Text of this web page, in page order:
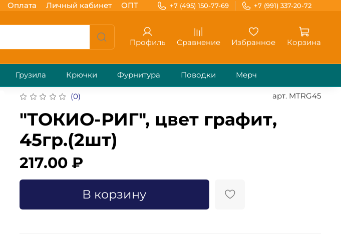
Оплата Личный кабинет ОПТ +7 (495) 150-77-69 +7 (991) 337-20-72
Профиль Сравнение Избранное Корзина
Грузила Крючки Фурнитура Поводки Мерч
(0) арт. MTRG45
"ТОКИО-РИГ", цвет графит,
45гр.(2шт)
217.00 ₽
В корзину